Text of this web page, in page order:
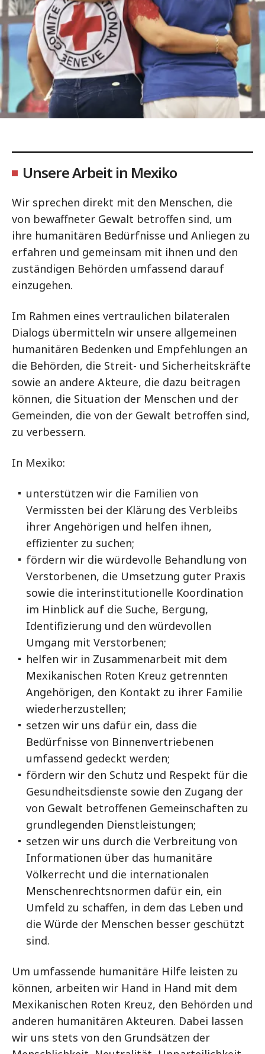
Unsere Arbeit in Mexiko
Wir sprechen direkt mit den Menschen, die
von bewaffneter Gewalt betroffen sind, um
ihre humanitären Bedürfnisse und Anliegen zu
erfahren und gemeinsam mit ihnen und den
zuständigen Behörden umfassend darauf
einzugehen.
Im Rahmen eines vertraulichen bilateralen
Dialogs übermitteln wir unsere allgemeinen
humanitären Bedenken und Empfehlungen an
die Behörden, die Streit- und Sicherheitskräfte
sowie an andere Akteure, die dazu beitragen
können, die Situation der Menschen und der
Gemeinden, die von der Gewalt betroffen sind,
zu verbessern.
In Mexiko:
unterstützen wir die Familien von
Vermissten bei der Klärung des Verbleibs
ihrer Angehörigen und helfen ihnen,
effizienter zu suchen;
fördern wir die würdevolle Behandlung von
Verstorbenen, die Umsetzung guter Praxis
sowie die interinstitutionelle Koordination
im Hinblick auf die Suche, Bergung,
Identifizierung und den würdevollen
Umgang mit Verstorbenen;
helfen wir in Zusammenarbeit mit dem
Mexikanischen Roten Kreuz getrennten
Angehörigen, den Kontakt zu ihrer Familie
wiederherzustellen;
setzen wir uns dafür ein, dass die
Bedürfnisse von Binnenvertriebenen
umfassend gedeckt werden;
fördern wir den Schutz und Respekt für die
Gesundheitsdienste sowie den Zugang der
von Gewalt betroffenen Gemeinschaften zu
grundlegenden Dienstleistungen;
setzen wir uns durch die Verbreitung von
Informationen über das humanitäre
Völkerrecht und die internationalen
Menschenrechtsnormen dafür ein, ein
Umfeld zu schaffen, in dem das Leben und
die Würde der Menschen besser geschützt
sind.
Um umfassende humanitäre Hilfe leisten zu
können, arbeiten wir Hand in Hand mit dem
Mexikanischen Roten Kreuz, den Behörden und
anderen humanitären Akteuren. Dabei lassen
wir uns stets von den Grundsätzen der